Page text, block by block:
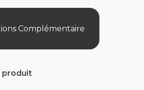
Complémentaire
produit